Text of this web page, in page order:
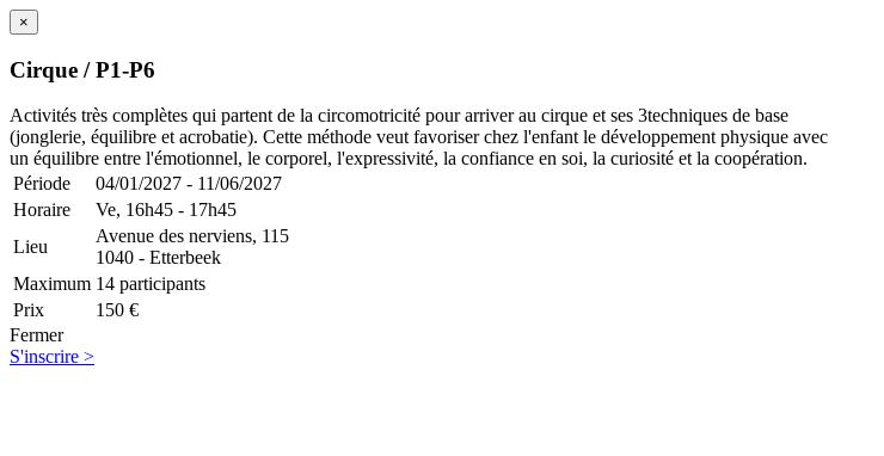
×
Cirque / P1-P6
Activités très complètes qui partent de la circomotricité pour arriver au cirque et ses 3techniques de base
(jonglerie, équilibre et acrobatie). Cette méthode veut favoriser chez l'enfant le développement physique avec
un équilibre entre l'émotionnel, le corporel, l'expressivité, la confiance en soi, la curiosité et la coopération.
Période
04/01/2027 - 11/06/2027
Horaire
Ve, 16h45 - 17h45
Lieu
Avenue des nerviens, 115
1040 - Etterbeek
Maximum 14 participants
Prix
150 €
Fermer
S'inscrire >